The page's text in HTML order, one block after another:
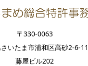
〒330-0063
いたま市浦和区高砂2-6-11
藤屋ビル202